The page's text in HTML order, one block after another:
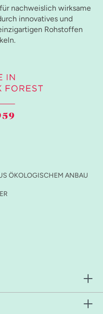
nachweislich wirksame
innovatives und
Rohstoffen
ÖKOLOGISCHEM ANBAU